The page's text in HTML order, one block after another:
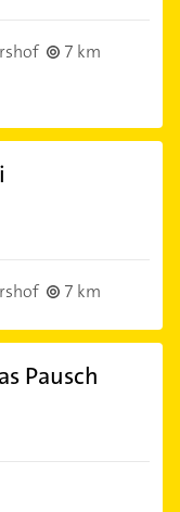
7 km
7 km
Pausch